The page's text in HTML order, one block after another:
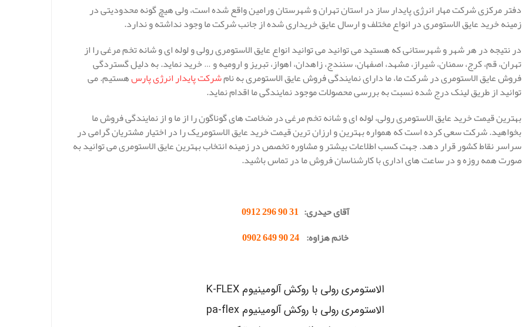
دفتر مرکزی شرکت مهار انرژی پایدار ساز در استان تهران و شهرستان ورامین واقع شده است، ولی هیچ گونه محدودیتی در
زمینه خرید عایق الاستومری در انواع مختلف و ارسال عایق خریداری شده از جانب شرکت ما وجود نداشته و ندارد.
در نتیجه در هر شهر و شهرستانی که هستید می توانید می توانید انواع عایق الاستومری رولی و لوله ای و شانه تخم مرغی را از
تهران، قم، کرج، سمنان، شیراز، مشهد، اصفهان، سنندج، زاهدان، اهواز، تبریز و ارومیه و … خرید نماید. به دلیل گستردگی
فروش عایق الاستومری در شرکت ما، ما دارای نمایندگی فروش عایق الاستومری به نامشرکت پایدار انرژی پارسهستیم. می
توانید از طریق لینک درج شده نسبت به بررسی محصولات موجود نمایندگی ما اقدام نماید.
بهترین قیمت خرید عایق الاستومری رولی، لوله ای و شانه تخم مرغی در ضخامت های گوناگون را از ما و از نمایندگی فروش ما
بخواهید. شرکت سعی کرده است که همواره بهترین و ارزان ترین قیمت خرید عایق الاستومریک را در اختیار مشتریان گرامی در
سراسر نقاط کشور قرار دهد. جهت کسب اطلاعات بیشتر و مشاوره تخصص در زمینه انتخاب بهترین عایق الاستومری می توانید به
صورت همه روزه و در ساعت های اداری با کارشناسان فروش ما در تماس باشید.
آقای حیدری: 31 90 296 0912
خانم هزاوه:24 90 649 0902
الاستومری رولی با روکش آلومینیوم K-FLEX
الاستومری رولی با روکش آلومینیوم pa-flex